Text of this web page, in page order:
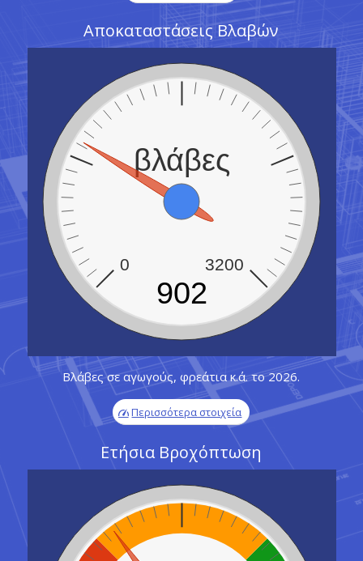
Αποκαταστάσεις Βλαβών
βλάβες
0 3200
902
Βλάβες σε αγωγούς, φρεάτια κ.ά. το 2026.
Περισσότερα στοιχεία
Ετήσια Βροχόπτωση